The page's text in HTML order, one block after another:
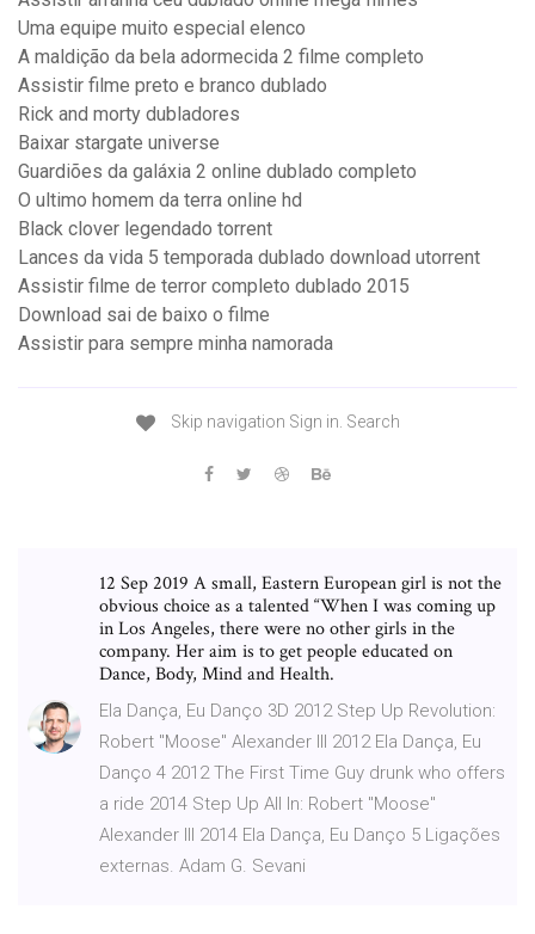
Uma equipe muito especial elenco
A maldição da bela adormecida 2 filme completo
Assistir filme preto e branco dublado
Rick and morty dubladores
Baixar stargate universe
Guardiões da galáxia 2 online dublado completo
O ultimo homem da terra online hd
Black clover legendado torrent
Lances da vida 5 temporada dublado download utorrent
Assistir filme de terror completo dublado 2015
Download sai de baixo o filme
Assistir para sempre minha namorada
Skip navigation Sign in. Search
12 Sep 2019 A small, Eastern European girl is not the
obvious choice as a talented “When I was coming up
in Los Angeles, there were no other girls in the
company. Her aim is to get people educated on
Dance, Body, Mind and Health.
Ela Dança, Eu Danço 3D 2012 Step Up Revolution:
Robert "Moose" Alexander III 2012 Ela Dança, Eu
Danço 4 2012 The First Time Guy drunk who offers
a ride 2014 Step Up All In: Robert "Moose"
Alexander III 2014 Ela Dança, Eu Danço 5 Ligações
externas. Adam G. Sevani